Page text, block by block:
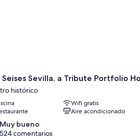
Seises Sevilla, a Tribute Portfolio
histórico
Wifi gratis
Aire acondicionado
Muy bueno
524 comentarios